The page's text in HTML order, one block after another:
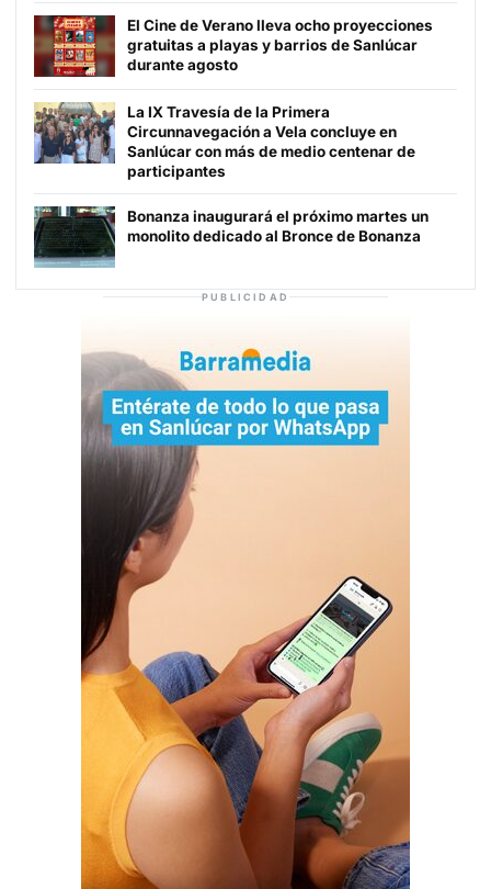
El Cine de Verano lleva ocho proyecciones
gratuitas a playas y barrios de Sanlúcar
durante agosto
La IX Travesía de la Primera
Circunnavegación a Vela concluye en
Sanlúcar con más de medio centenar de
participantes
Bonanza inaugurará el próximo martes un
monolito dedicado al Bronce de Bonanza
PUBLICIDAD